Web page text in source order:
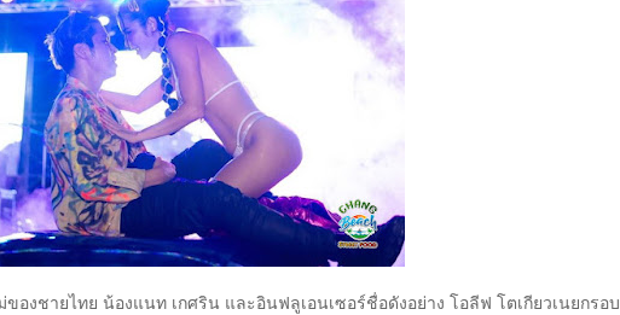
ชายไทย น้องแนท เกศริน และอินฟลูเอนเซอร์ชื่อดังอย่าง โอลีฟ โตเกียวเนยกรอบ